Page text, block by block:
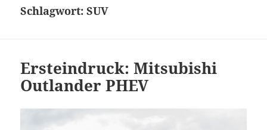
Schlagwort:SUV
Ersteindruck: Mitsubishi
Outlander PHEV